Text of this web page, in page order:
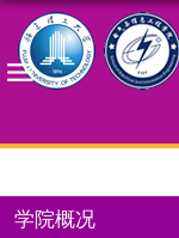
学院概况
学院简介